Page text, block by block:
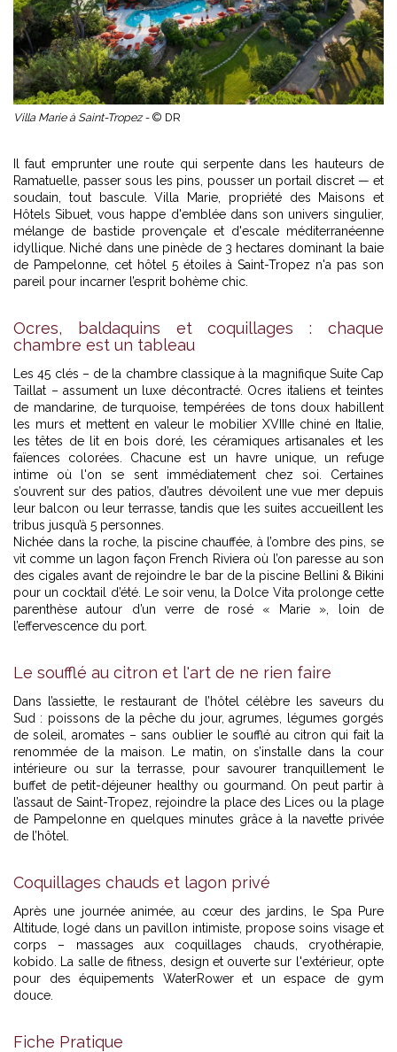
Villa Marie à Saint-Tropez - © DR
Il faut emprunter une route qui serpente dans les hauteurs de
Ramatuelle, passer sous les pins, pousser un portail discret — et
soudain, tout bascule. Villa Marie, propriété des Maisons et
Hôtels Sibuet, vous happe d'emblée dans son univers singulier,
mélange de bastide provençale et d'escale méditerranéenne
idyllique. Niché dans une pinède de 3 hectares dominant la baie
de Pampelonne, cethôtel 5 étoiles à Saint-Tropez n'a pas son
pareil pour incarner l’esprit bohème chic.
Ocres, baldaquins et coquillages : chaque
chambre est un tableau
Les 45 clés – de la chambre classique à la magnifique Suite Cap
Taillat – assument un luxe décontracté. Ocres italiens et teintes
de mandarine, de turquoise, tempérées de tons doux habillent
les murs et mettent en valeur le mobilier XVIIIe chiné en Italie,
les têtes de lit en bois doré, les céramiques artisanales et les
faïences colorées. Chacune est un havre unique, un refuge
intime où l'on se sent immédiatement chez soi. Certaines
s’ouvrent sur des patios, d’autres dévoilent une vue mer depuis
leur balcon ou leur terrasse, tandis que les suites accueillent les
tribus jusqu’à 5 personnes.
Nichée dans la roche, la piscine chauffée, à l’ombre des pins, se
vit comme un lagon façon French Riviera où l’on paresse au son
des cigales avant de rejoindre le bar de la piscine Bellini & Bikini
pour un cocktail d’été. Le soir venu, la Dolce Vita prolonge cette
parenthèse autour d’un verre de rosé « Marie », loin de
l’effervescence du port.
Le soufflé au citron et l'art de ne rien faire
Dans l’assiette, le restaurant de l’hôtel célèbre les saveurs du
Sud : poissons de la pêche du jour, agrumes, légumes gorgés
de soleil, aromates – sans oublier le soufflé au citron qui fait la
renommée de la maison. Le matin, on s’installe dans la cour
intérieure ou sur la terrasse, pour savourer tranquillement le
buffet de petit-déjeuner healthy ou gourmand. On peut partir à
l’assaut de Saint-Tropez, rejoindre la place des Lices ou la plage
de Pampelonne en quelques minutes grâce à la navette privée
de l’hôtel.
Coquillages chauds et lagon privé
Après une journée animée, au cœur des jardins, le Spa Pure
Altitude, logé dans un pavillon intimiste, propose soins visage et
corps – massages aux coquillages chauds, cryothérapie,
kobido. La salle de fitness, design et ouverte sur l'extérieur, opte
pour des équipements WaterRower et un espace de gym
douce.
Fiche Pratique